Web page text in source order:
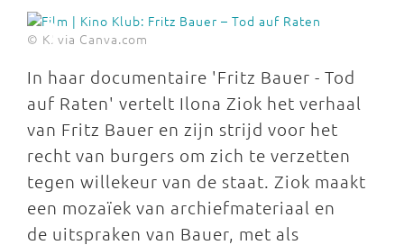
© KI via Canva.com
In haar documentaire 'Fritz Bauer - Tod
auf Raten' vertelt Ilona Ziok het verhaal
van Fritz Bauer en zijn strijd voor het
recht van burgers om zich te verzetten
tegen willekeur van de staat. Ziok maakt
een mozaïek van archiefmateriaal en
de uitspraken van Bauer, met als